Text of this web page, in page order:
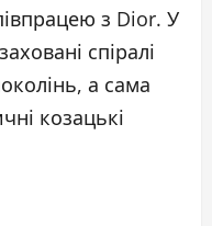
з Dior. У
спіралі
а сама
козацькі